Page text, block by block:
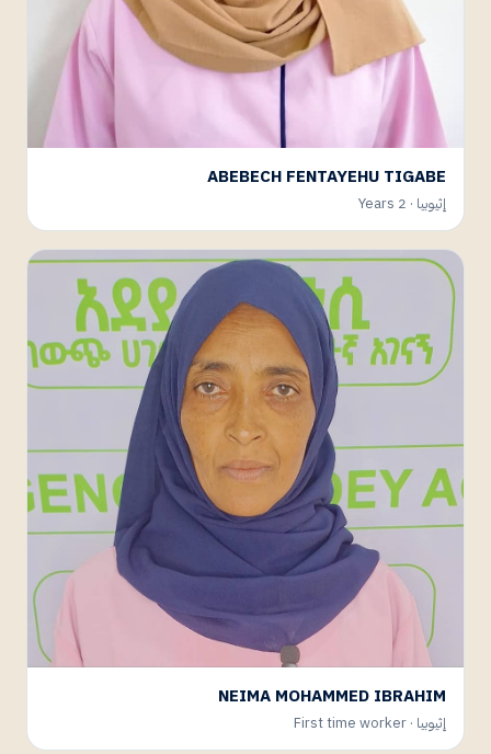
ABEBECH FENTAYEHU TIGABE
إثيوبيا · 2 Years
NEIMA MOHAMMED IBRAHIM
إثيوبيا · First time worker